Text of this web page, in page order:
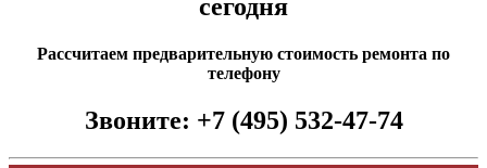
сегодня
Рассчитаем предварительную стоимость ремонта по
телефону
Звоните: +7 (495) 532-47-74